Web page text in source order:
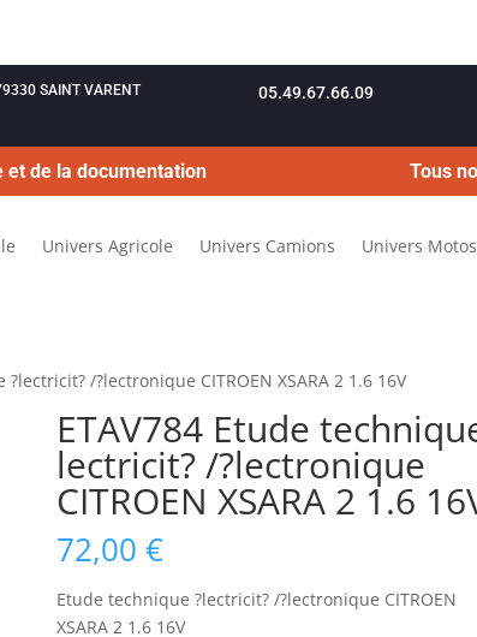
SAINT VARENT 05.49.67.66.09
et de la documentation Tous
Univers Agricole Univers Camions Univers Motos
/?lectronique CITROEN XSARA 2 1.6 16V
ETAV784 Etude
lectricit? /?lectronique
CITROEN XSARA 2 1.6
72,00€
Etude technique ?lectricit? /?lectronique CITROEN
XSARA 2 1.6 16V